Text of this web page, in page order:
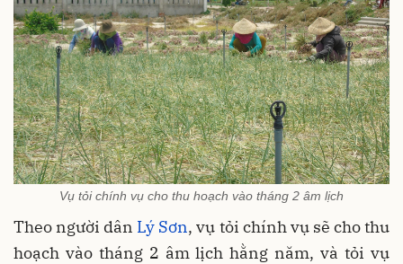
Vụ tỏi chính vụ cho thu hoạch vào tháng 2 âm lịch
Theo người dân Lý Sơn, vụ tỏi chính vụ sẽ cho thu
hoạch vào tháng 2 âm lịch hằng năm, và tỏi vụ